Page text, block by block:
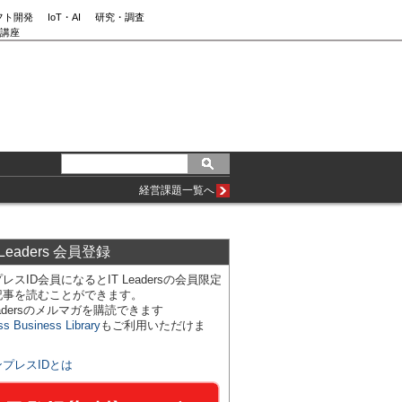
ト開発 IoT・AI
研究・調査
座
経営課題一覧へ
会員登録
スID会員になるとIT Leadersの会員限定
を読むことができます。
のメルマガを購読できます
Business Libraryもご利用いただけま
プレスIDとは